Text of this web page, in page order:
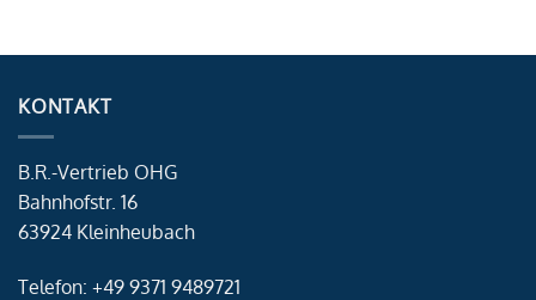
KONTAKT
B.R.-Vertrieb OHG
Bahnhofstr. 16
63924 Kleinheubach
Telefon: +49 9371 9489721